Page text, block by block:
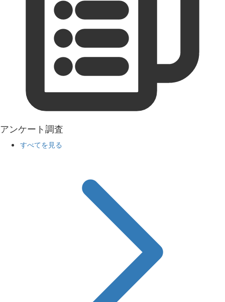
アンケート調査
すべてを見る